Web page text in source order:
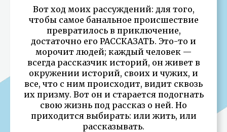
Вот ход моих рассуждений: для того,
чтобы самое банальное происшествие
превратилось в приключение,
достаточно его РАССКАЗАТЬ. Это-то и
морочит людей; каждый человек —
всегда рассказчик историй, он живет в
окружении историй, своих и чужих, и
все, что с ним происходит, видит сквозь
их призму. Вот он и старается подогнать
свою жизнь под рассказ о ней. Но
приходится выбирать: или жить, или
рассказывать.